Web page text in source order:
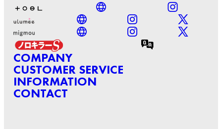
COMPANY
CUSTOMER SERVICE
INFORMATION
CONTACT